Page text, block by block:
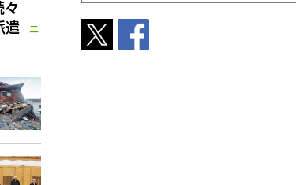
々
遣
ニ